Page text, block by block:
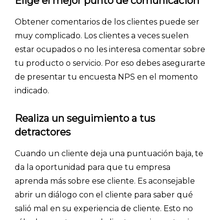
Obtener comentarios de los clientes puede ser
muy complicado. Los clientes a veces suelen
estar ocupados o no les interesa comentar sobre
tu producto o servicio. Por eso debes asegurarte
de presentar tu encuesta NPS en el momento
indicado.
Realiza un seguimiento a tus
detractores
Cuando un cliente deja una puntuación baja, te
da la oportunidad para que tu empresa
aprenda más sobre ese cliente. Es aconsejable
abrir un diálogo con el cliente para saber qué
salió mal en su experiencia de cliente. Esto no